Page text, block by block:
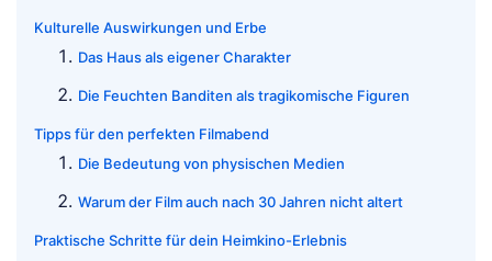
Kulturelle Auswirkungen und Erbe
Das Haus als eigener Charakter
Die Feuchten Banditen als tragikomische Figuren
Tipps für den perfekten Filmabend
Die Bedeutung von physischen Medien
Warum der Film auch nach 30 Jahren nicht altert
Praktische Schritte für dein Heimkino-Erlebnis